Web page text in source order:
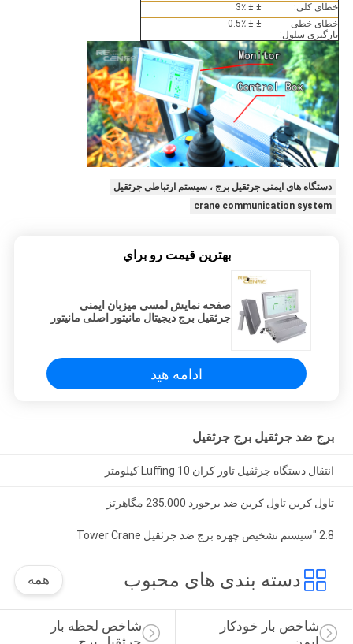
خطای کلی:
± ± 3٪
خطای خطی
بارگیری سلول:
± ± 0.5٪
دستگاه های ایمنی جرثقیل برج ، سیستم ارتباطی جرثقیل
crane communication system
بهترين قيمت رو براي
صفحه نمایش لمسی میزبان ایمنی
جرثقیل برج دیجیتال مانیتور اصلی مانیتور
ادامه هید
برج ضد جرثقیل برج جرثقیل
انتقال دستگاه جرثقیل تاور کران Luffing 10 کیلومتر
تاول کرین تاول کرین ضد برخورد 235.000 مگاهرتز
2.8 "سیستم تشخیص چهره برج ضد جرثقیل Tower Crane
دسته بندی های محبوب همه
شاخص لحظه بار
شاخص بار خودکار